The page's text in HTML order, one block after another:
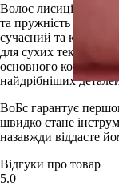
Волос лисиці, який
та пружність білки.
сучасний та класний.
для сухих текстур і
основного кольору,
найдрібніших
ВоБс гарантує
швидко стане
назавжди віддасте
Відгуки про товар
5.0